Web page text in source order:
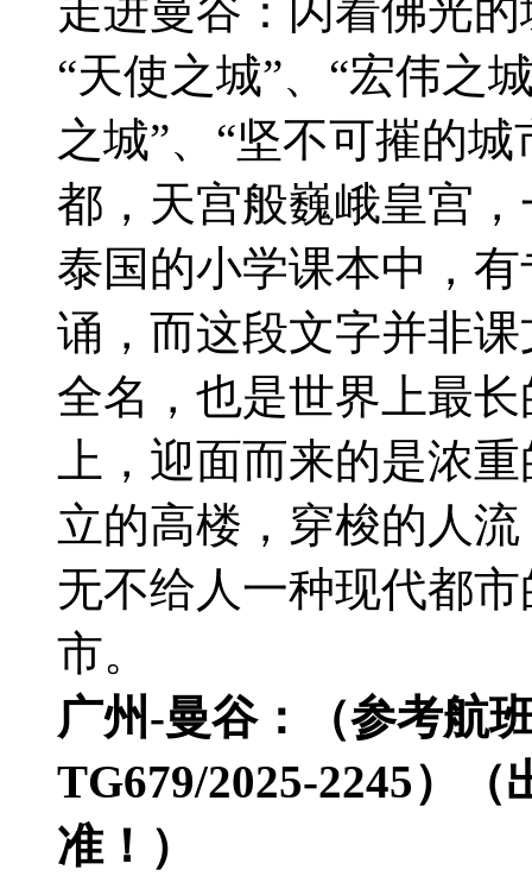
走进曼谷：闪着佛光
“天使之城”、“宏伟之
之城”、“坚不可摧的
都，天宫般巍峨皇宫
泰国的小学课本中，
诵，而这段文字并非
全名，也是世界上最
上，迎面而来的是浓
立的高楼，穿梭的人
无不给人一种现代都
市。
广州-曼谷：（参考航
TG679/2025-2245）
准！）